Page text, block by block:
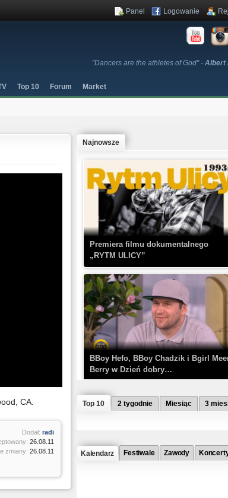
"Dancers are the athletes of God" - Albert
Panel Logowanie
Top 10 Forum Market
CA.
Dodał: radi
26.08.11
zmiany: 26.08.11
Najnowsze
Premiera filmu dokumentalnego
„RYTM ULICY”
BBoy Hefo, BBoy Chadzik i Bgirl
Berry w Dzień dobry…
Top 10 2 tygodnie Miesiąc 3
Kalendarz Festiwale Zawody